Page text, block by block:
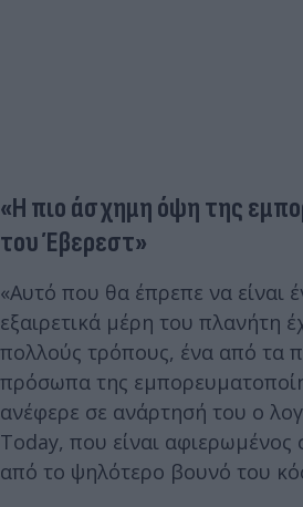
«Η πιο άσχημη όψη της
του Έβερεστ»
«Αυτό που θα έπρεπε να είναι
εξαιρετικά μέρη του πλανήτη
πολλούς τρόπους, ένα από τα
πρόσωπα της
ανέφερε σε ανάρτησή του ο
Today, που είναι αφιερωμένος
από το ψηλότερο βουνό του